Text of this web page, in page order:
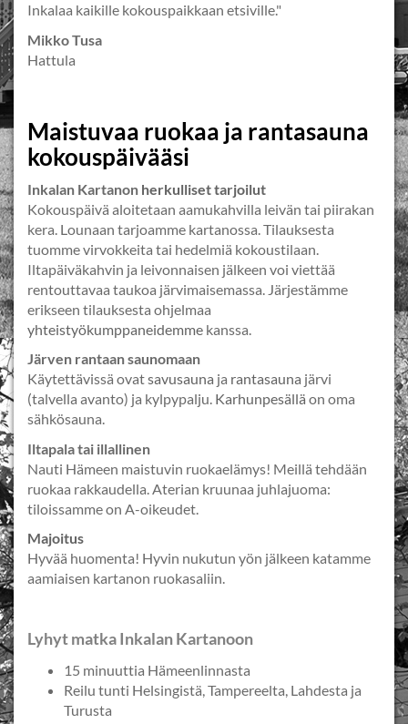
Inkalaa kaikille kokouspaikkaan etsiville."
Mikko Tusa
Hattula
Maistuvaa ruokaa ja rantasauna
kokouspäivääsi
Inkalan Kartanon herkulliset tarjoilut
Kokouspäivä aloitetaan aamukahvilla leivän tai piirakan
kera. Lounaan tarjoamme kartanossa. Tilauksesta
tuomme virvokkeita tai hedelmiä kokoustilaan.
Iltapäiväkahvin ja leivonnaisen jälkeen voi viettää
rentouttavaa taukoa järvimaisemassa. Järjestämme
erikseen tilauksesta ohjelmaa
yhteistyökumppaneidemme kanssa.
Järven rantaan saunomaan
Käytettävissä ovatsavusauna ja rantasauna järvi
(talvella avanto) ja kylpypalju. Karhunpesällä on oma
sähkösauna.
Iltapala tai illallinen
Nauti Hämeen maistuvin ruokaelämys! Meillä tehdään
ruokaa rakkaudella. Aterian kruunaa juhlajuoma:
tiloissamme on A-oikeudet.
Majoitus
Hyvää huomenta! Hyvin nukutun yön jälkeen katamme
aamiaisen kartanon ruokasaliin.
Lyhyt matka Inkalan Kartanoon
15 minuuttia Hämeenlinnasta
Reilu tunti Helsingistä, Tampereelta, Lahdesta ja
Turusta